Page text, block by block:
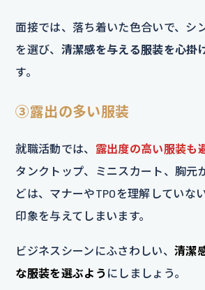
面接では、落ち着いた色合いで、シ
を選び、 清潔感を与える服装を心掛
す。
③露出の多い服装
就職活動では、 露出度の高い服装も
タンクトップ、ミニスカート、胸元
どは、マナーやTPOを理解していな
印象を与えてしまいます。
ビジネスシーンにふさわしい、 清潔
な服装を選ぶよう にしましょう。